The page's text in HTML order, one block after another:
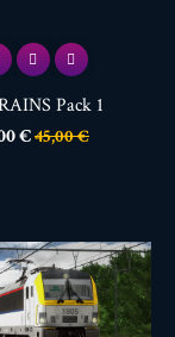
Pack 1
€Prix
45,00 €